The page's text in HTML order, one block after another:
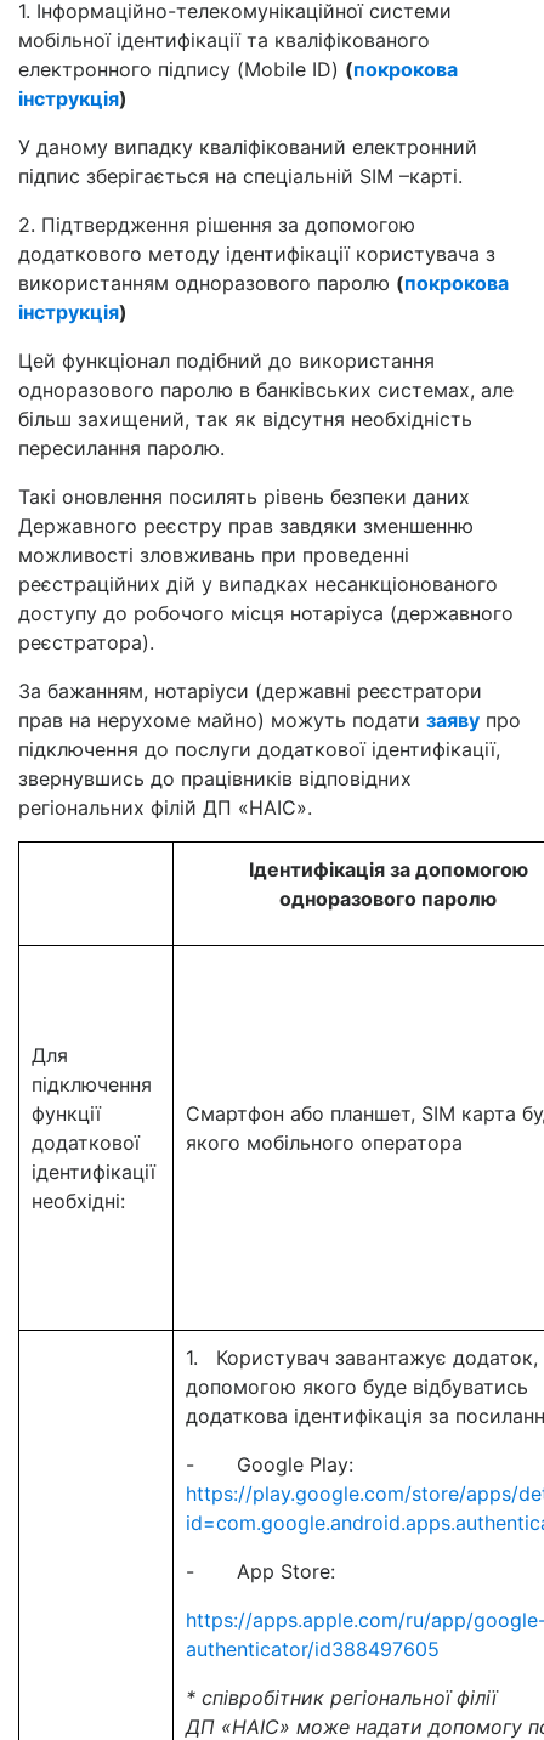
1. Інформаційно-телекомунікаційної системи
мобільної ідентифікації та кваліфікованого
електронного підпису (Mobile ID) (покрокова
інструкція)
У даному випадку кваліфікований електронний
підпис зберігається на спеціальній SIM –карті.
2. Підтвердження рішення за допомогою
додаткового методу ідентифікації користувача з
використанням одноразового паролю (покрокова
інструкція)
Цей функціонал подібний до використання
одноразового паролю в банківських системах, але
більш захищений, так як відсутня необхідність
пересилання паролю.
Такі оновлення посилять рівень безпеки даних
Державного реєстру прав завдяки зменшенню
можливості зловживань при проведенні
реєстраційних дій у випадках несанкціонованого
доступу до робочого місця нотаріуса (державного
реєстратора).
За бажанням, нотаріуси (державні реєстратори
прав на нерухоме майно) можуть подати заяву про
підключення до послуги додаткової ідентифікації,
звернувшись до працівників відповідних
регіональних філій ДП «НАІС».
Ідентифікація за допомогою
одноразового паролю
Для
підключення
функції
додаткової
ідентифікації
необхідні:
Смартфон або планшет, SIM карта
якого мобільного оператора
1. Користувач завантажує додаток,
допомогою якого буде відбуватись
додаткова ідентифікація за
- Google Play:
https://play.google.com/store/apps/
- App Store:
https://apps.apple.com/ru/app/
authenticator/id388497605
* співробітник регіональної філії
ДП «НАІС» може надати допомогу